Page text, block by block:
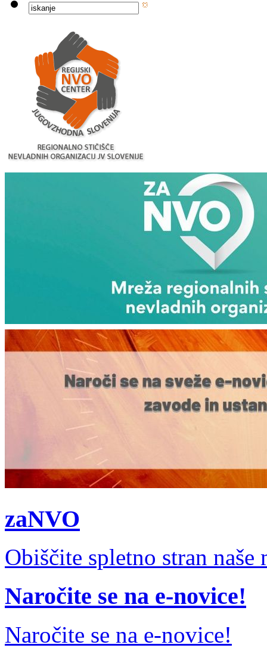
zaNVO
Obiščite spletno stran naše
Naročite se na e-novice!
Naročite se na e-novice!